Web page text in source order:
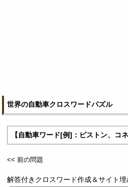
世界の自動車クロスワードパズル
【自動車ワード[例]：ピストン、コ
<< 前の問題
解答付きクロスワード作成＆サイト